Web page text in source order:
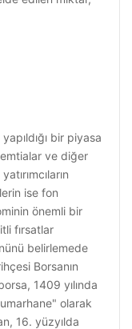
yapıldığı bir piyasa
ve diğer
ise fon
önemli bir
fırsatlar
belirlemede
Borsanın
1409 yılında
olarak
16. yüzyılda